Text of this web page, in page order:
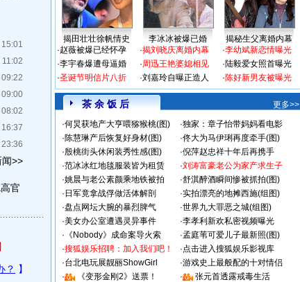
>>
官
揭田壮壮徐帆情史 李冰冰被爆已婚
揭秘生父离婚内幕
·赵薇被爆已经怀孕
·李宇春爆遭母逼婚
·圣诞节明信片八折
·揭刘晓庆离婚内幕
·周迅王艳婆媳相见
·刘嘉玲自曝正造人
·李幼斌新恋情曝光
·陆毅爱女照首曝光
·陈好新男友被曝光
茶 余 饭 后
更多>>
·何炅获地产大亨喂猕猴桃(图) ·独家：章子怡带妈妈看电影
·陈慧琳产后恢复好身材(图) ·佟大为马伊琍再度牵手(图)
·殷桃街头休闲装秀性感(图) ·倪萍赵忠祥十年后再携手
·范冰冰红地毯服装皆为租赁 ·刘涛富豪老公为家产求生子
·姚晨与老公素颜乘地铁被拍 ·舒淇醉酒瞬间惨被抓拍(图)
· 日军竟拿战俘做活体解剖 ·实拍漂亮的地摊西施(组图)
·盘点网坛大腕的暴烈脾气 ·世界九大罪恶之城(组图)
·美女办公室遭遇灵异事件 ·李孝利新欢私密视频曝光
· 《Nobody》成命案导火索 ·孟庭苇可爱儿子最新照(图)
·搜狐娱乐招聘：加入我们吧！ ·点击进入搜狐娱乐影视库
·台北电玩展靓丽ShowGirl ·游戏史上最般配的十对情侣
·
《变形金刚2》送票！ ·
张元首透露戒毒生活